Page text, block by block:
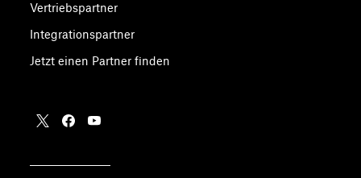
Vertriebspartner
Integrationspartner
Jetzt einen Partner finden